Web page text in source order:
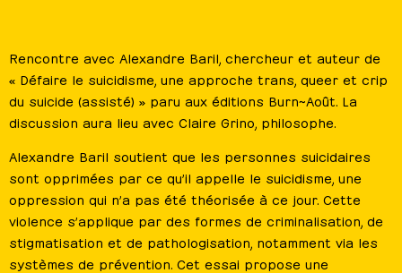
Rencontre avec Alexandre Baril, chercheur et auteur de
« Défaire le suicidisme, une approche trans, queer et crip
du suicide (assisté) » paru aux éditions Burn~Août. La
discussion aura lieu avec Claire Grino, philosophe.
Alexandre Baril soutient que les personnes suicidaires
sont opprimées par ce qu’il appelle le suicidisme, une
oppression qui n’a pas été théorisée à ce jour. Cette
violence s’applique par des formes de criminalisation, de
stigmatisation et de pathologisation, notamment via les
systèmes de prévention. Cet essai propose une